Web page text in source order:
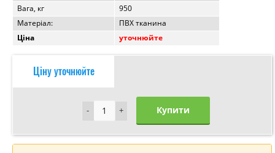
Вага, кг
950
Матеріал:
ПВХ тканина
Ціна
уточнюйте
Ціну уточнюйте
+
- +
- Купити